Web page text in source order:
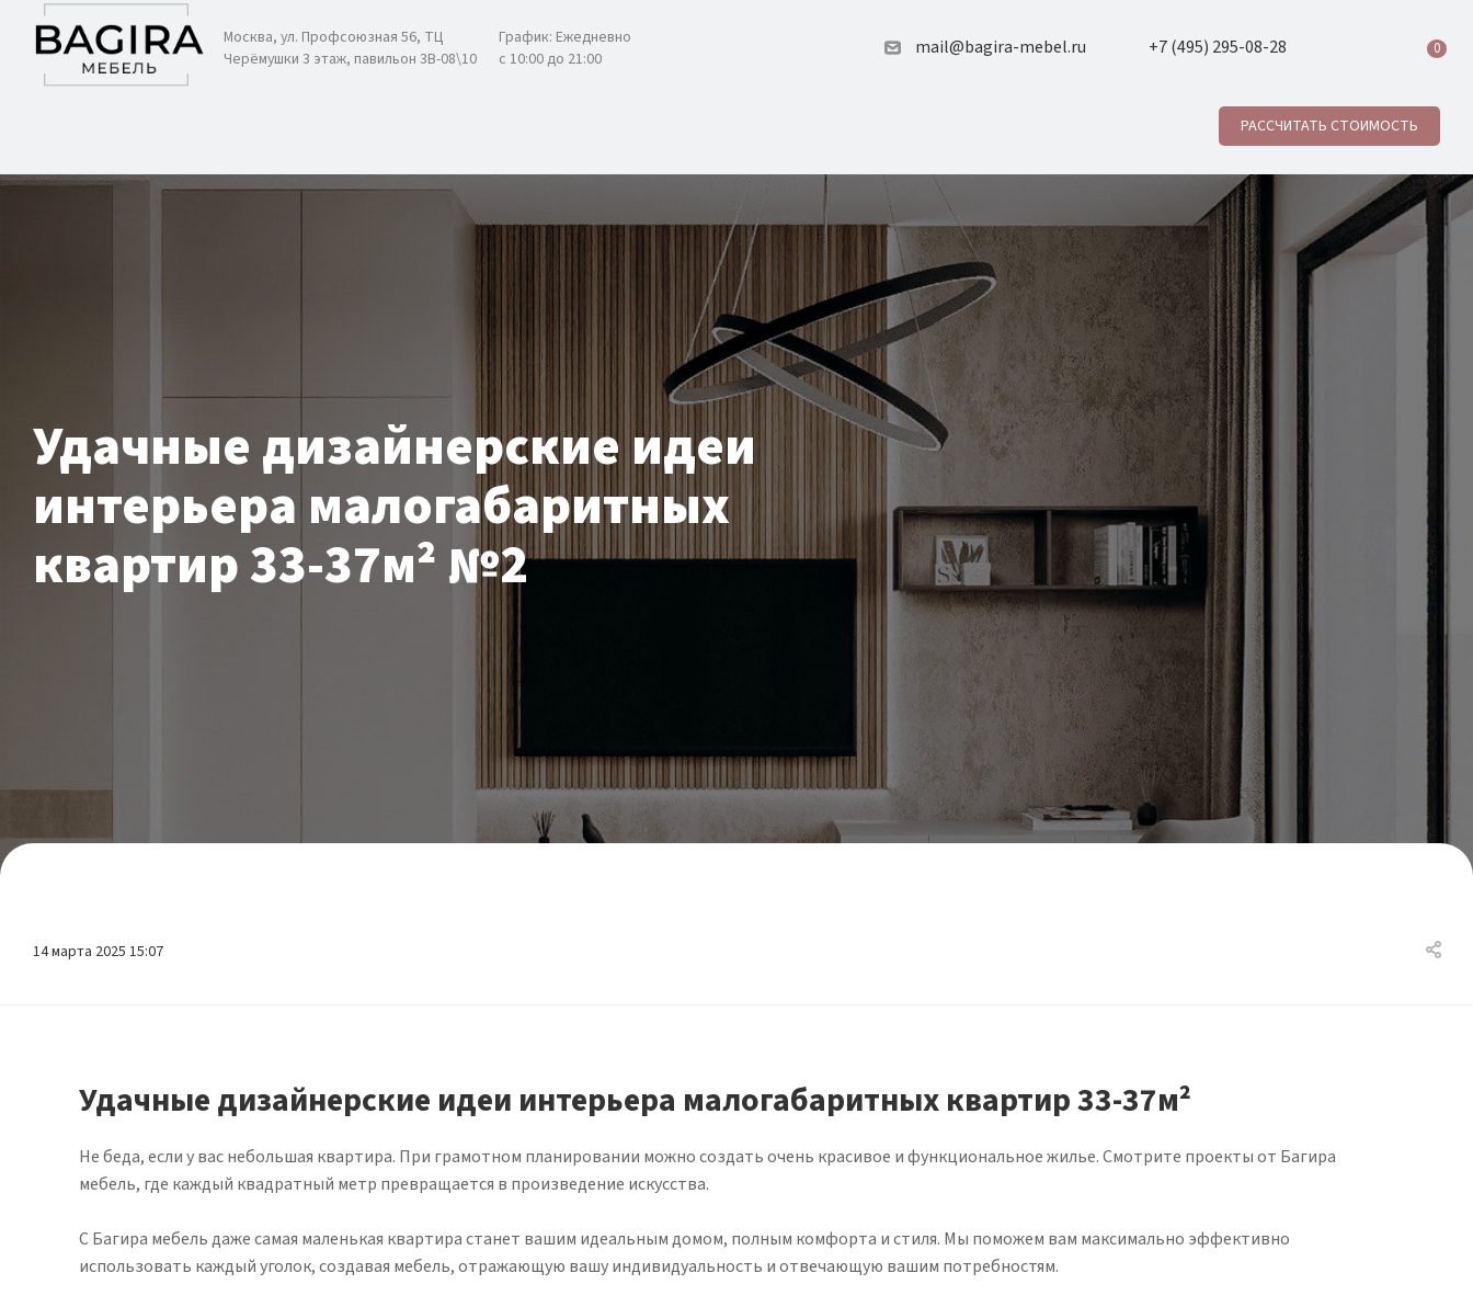
Москва, ул. Профсоюзная 56, ТЦ
Черёмушки 3 этаж, павильон 3В-08\10
График: Ежедневно
с 10:00 до 21:00
mail@bagira-mebel.ru +7 (495) 295-08-28 0
РАССЧИТАТЬ СТОИМОСТЬ
Удачные дизайнерские идеи
интерьера малогабаритных
квартир 33-37м² №2
14 марта 2025 15:07
Удачные дизайнерские идеи интерьера малогабаритных квартир 33-37м²
Не беда, если у вас небольшая квартира. При грамотном планировании можно создать очень красивое и функциональное жилье. Смотрите проекты от Багира
мебель, где каждый квадратный метр превращается в произведение искусства.
С Багира мебель даже самая маленькая квартира станет вашим идеальным домом, полным комфорта и стиля. Мы поможем вам максимально эффективно
использовать каждый уголок, создавая мебель, отражающую вашу индивидуальность и отвечающую вашим потребностям.